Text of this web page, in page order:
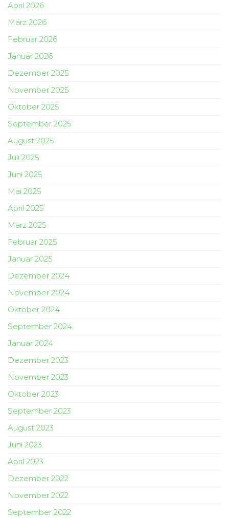
April 2026
März 2026
Februar 2026
Januar 2026
Dezember 2025
November 2025
Oktober 2025
September 2025
August 2025
Juli 2025
Juni 2025
Mai 2025
April 2025
März 2025
Februar 2025
Januar 2025
Dezember 2024
November 2024
Oktober 2024
September 2024
Januar 2024
Dezember 2023
November 2023
Oktober 2023
September 2023
August 2023
Juni 2023
April 2023
Dezember 2022
November 2022
September 2022